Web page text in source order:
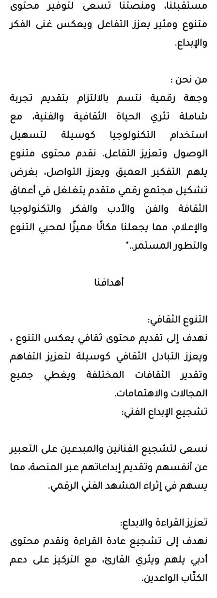
مستقبلنا، ومنصتنا تسعى لتوفير محتوى
متنوع ومثير يعزز التفاعل ويعكس غنى الفكر
والإبداع.
من نحن :
وجهة رقمية نتسم بالالتزام بتقديم تجربة
شاملة تثري الحياة الثقافية والفنية، مع
استخدام التكنولوجيا كوسيلة لتسهيل
الوصول وتعزيز التفاعل. نقدم محتوى متنوع
يلهم التفكير العميق ويعزز التواصل، بغرض
تشكيل مجتمع رقمي متقدم يتغلغل في أعماق
الثقافة والفن والأدب والفكر والتكنولوجيا
والإعلام، مما يجعلنا مكانًا مميزًا لمحبي التنوع
والتطور المستمر.."
أهدافنا
التنوع الثقافي:
نهدف إلى تقديم محتوى ثقافي يعكس التنوع ،
ويعزز التبادل الثقافي كوسيلة لتعزيز التفاهم
وتقدير الثقافات المختلفة ويغطي جميع
المجالات والاهتمامات.
تشجيع الإبداع الفني:
نسعى لتشجيع الفنانين والمبدعين على التعبير
عن أنفسهم وتقديم إبداعاتهم عبر المنصة، مما
يسهم في إثراء المشهد الفني الرقمي.
تعزيز القراءة والابداع:
نهدف إلى تشجيع عادة القراءة ونقدم محتوى
أدبي يلهم ويثري القارئ، مع التركيز على دعم
الكتّاب الواعدين.